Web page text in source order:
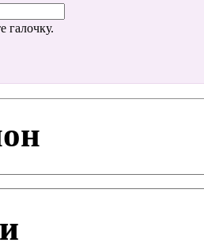
галочку.